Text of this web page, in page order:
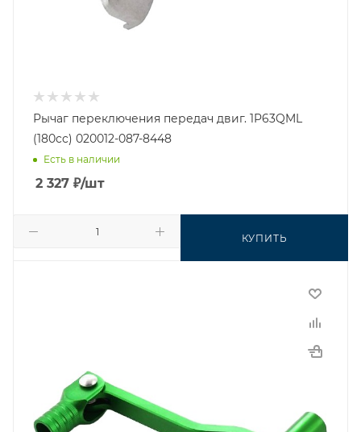
Рычаг переключения передач двиг. 1P63QML
(180cc) 020012-087-8448
Есть в наличии
2 327 ₽/шт
КУПИТЬ